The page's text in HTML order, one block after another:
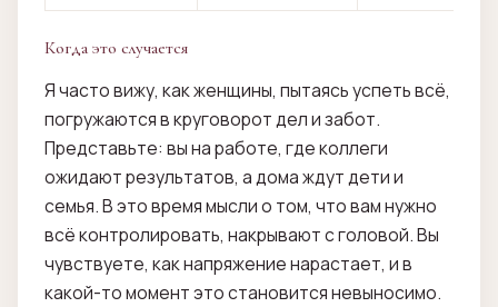
Когда это случается
Я часто вижу, как женщины, пытаясь успеть всё,
погружаются в круговорот дел и забот.
Представьте: вы на работе, где коллеги
ожидают результатов, а дома ждут дети и
семья. В это время мысли о том, что вам нужно
всё контролировать, накрывают с головой. Вы
чувствуете, как напряжение нарастает, и в
какой-то момент это становится невыносимо.